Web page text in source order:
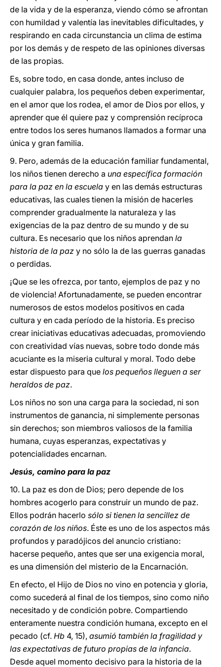
de la vida y de la esperanza, viendo cómo se afrontan
con humildad y valentía las inevitables dificultades, y
respirando en cada circunstancia un clima de estima
por los demás y de respeto de las opiniones diversas
de las propias.
Es, sobre todo, en casa donde, antes incluso de
cualquier palabra, los pequeños deben experimentar,
en el amor que los rodea, el amor de Dios por ellos, y
aprender que él quiere paz y comprensión recíproca
entre todos los seres humanos llamados a formar una
única y gran familia.
9. Pero, además de la educación familiar fundamental,
los niños tienen derecho a una específica formación
para la paz en la escuela y en las demás estructuras
educativas, las cuales tienen la misión de hacerles
comprender gradualmente la naturaleza y las
exigencias de la paz dentro de su mundo y de su
cultura. Es necesario que los niños aprendan la
historia de la paz y no sólo la de las guerras ganadas
o perdidas.
¡Que se les ofrezca, por tanto, ejemplos de paz y no
de violencia! Afortunadamente, se pueden encontrar
numerosos de estos modelos positivos en cada
cultura y en cada período de la historia. Es preciso
crear iniciativas educativas adecuadas, promoviendo
con creatividad vías nuevas, sobre todo donde más
acuciante es la miseria cultural y moral. Todo debe
estar dispuesto para que los pequeños lleguen a ser
heraldos de paz.
Los niños no son una carga para la sociedad, ni son
instrumentos de ganancia, ni simplemente personas
sin derechos; son miembros valiosos de la familia
humana, cuyas esperanzas, expectativas y
potencialidades encarnan.
Jesús, camino para la paz
10. La paz es don de Dios; pero depende de los
hombres acogerlo para construir un mundo de paz.
Ellos podrán hacerlo sólo si tienen la sencillez de
corazón de los niños. Éste es uno de los aspectos más
profundos y paradójicos del anuncio cristiano:
hacerse pequeño, antes que ser una exigencia moral,
es una dimensión del misterio de la Encarnación.
En efecto, el Hijo de Dios no vino en potencia y gloria,
como sucederá al final de los tiempos, sino como niño
necesitado y de condición pobre. Compartiendo
enteramente nuestra condición humana, excepto en el
pecado (cf. Hb 4, 15), asumió también la fragilidad y
las expectativas de futuro propias de la infancia.
Desde aquel momento decisivo para la historia de la